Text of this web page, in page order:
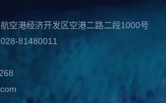
空港经济开发区空港二路二段1000号
81480011